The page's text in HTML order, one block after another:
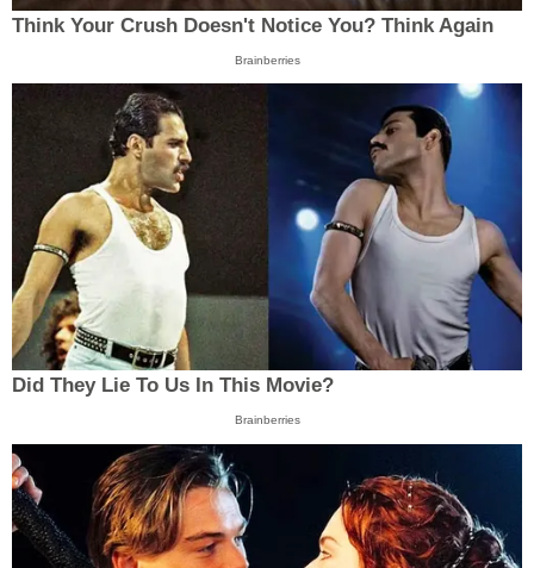
Think Your Crush Doesn't Notice You? Think Again
Brainberries
Did They Lie To Us In This Movie?
Brainberries